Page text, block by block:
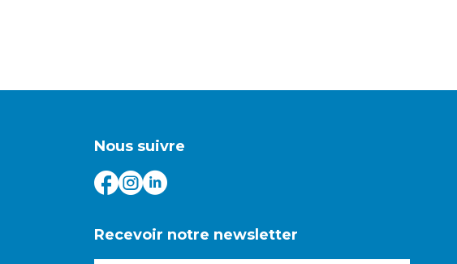
Nous suivre
Recevoir notre newsletter